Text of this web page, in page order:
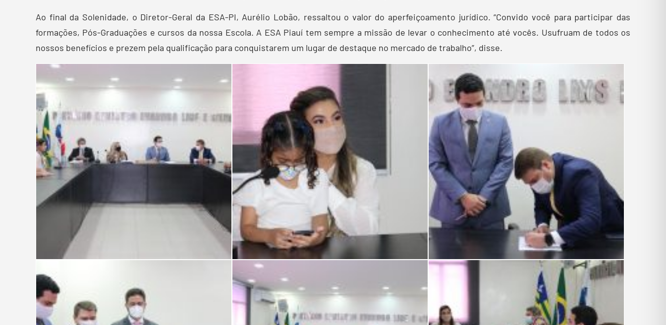
Ao final da Solenidade, o Diretor-Geral da ESA-PI, Aurélio Lobão, ressaltou o valor do aperfeiçoamento jurídico. “Convido você para participar das
formações, Pós-Graduações e cursos da nossa Escola. A ESA Piauí tem sempre a missão de levar o conhecimento até vocês. Usufruam de todos os
nossos benefícios e prezem pela qualificação para conquistarem um lugar de destaque no mercado de trabalho”, disse.